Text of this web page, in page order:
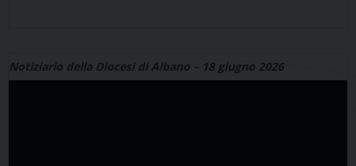
Notiziario della Diocesi di Albano – 18 giugno 2026